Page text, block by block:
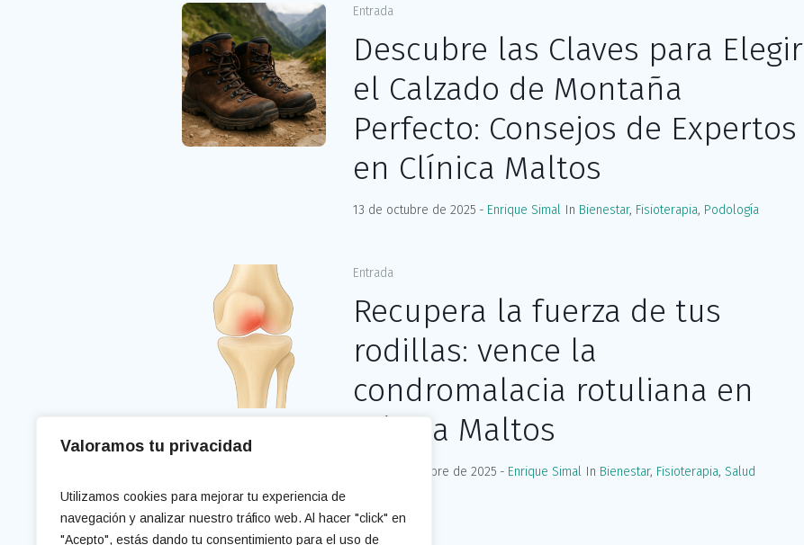
Valoramos tu privacidad
Utilizamos cookies para mejorar tu experiencia de
navegación y analizar nuestro tráfico web. Al hacer "click" en
"Acepto", estás dando tu consentimiento para el uso de
Entrada
Descubre las Claves para Elegir
el Calzado de Montaña
Perfecto: Consejos de Expertos
en Clínica Maltos
13 de octubre de 2025 Enrique Simal In Bienestar, Fisioterapia, Podología
Entrada
Recupera la fuerza de tus
rodillas: vence la
condromalacia rotuliana en
Clínica Maltos
15 de septiembre de 2025 Enrique Simal In Bienestar, Fisioterapia, Salud